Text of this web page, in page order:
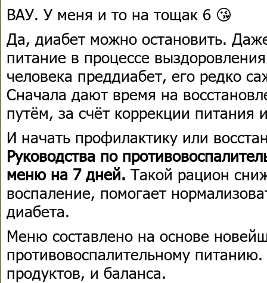
ВАУ. У меня и то на тощак 6 😘
Да, диабет можно остановить.
питание в процессе
человека преддиабет, его редко
Сначала дают время на
путём, за счёт коррекции питания
И начать профилактику или
Руководства по
меню на 7 дней. Такой рацион
воспаление, помогает
диабета.
Меню составлено на основе
противовоспалительному
продуктов, и баланса.